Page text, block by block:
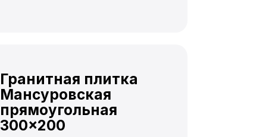
Гранитная плитка
Мансуровская
прямоугольная
300×200